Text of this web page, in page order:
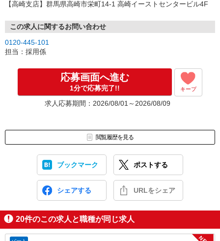
【高崎支店】群馬県高崎市栄町14-1 高崎イーストセンタービル4F
この求人に関するお問い合わせ
0120-445-101
担当：採用係
応募画面へ進む
1分で応募完了!! キープ
求人応募期間：2026/08/01～2026/08/09
閲覧履歴を見る
ブックマーク ポストする
シェアする URLをシェア
20件のこの求人と職種が同じ求人